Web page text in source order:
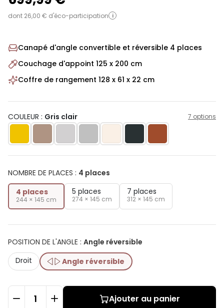
dont 26,00 € d'éco-participation i
Canapé d'angle convertible et réversible 4 places
Couchage d'appoint 125 x 200 cm
Coffre de rangement 128 x 61 x 22 cm
COULEUR : Gris clair 7 options
NOMBRE DE PLACES : 4 places
4 places
244 × 145 cm
5 places
274 × 145 cm
7 places
312 × 145 cm
POSITION DE L'ANGLE : Angle réversible
Droit
Angle réversible
Ajouter au panier